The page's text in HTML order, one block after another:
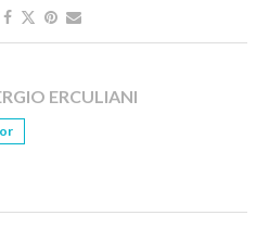
ERCULIANI